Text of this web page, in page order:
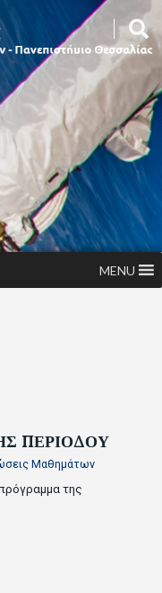
MENU
ΠΕΡΙΟΔΟΥ
Μαθημάτων
της